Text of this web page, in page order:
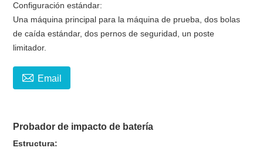
Configuración estándar:
Una máquina principal para la máquina de prueba, dos bolas
de caída estándar, dos pernos de seguridad, un poste
limitador.
 Email
Probador de impacto de batería
Estructura: